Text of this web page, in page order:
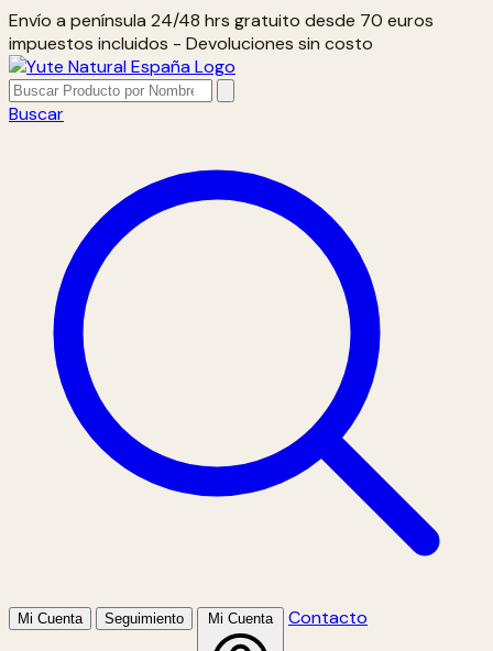
Envío a península 24/48 hrs gratuito desde 70 euros
impuestos incluidos - Devoluciones sin costo
Buscar
Mi Cuenta Seguimiento Mi Cuenta Contacto